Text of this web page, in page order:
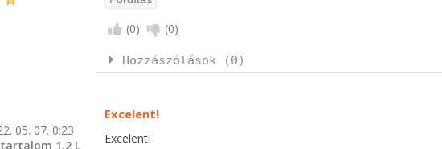
(0) (0)
Hozzászólások (0)
05. 07. 0:23
1,2 L
Excelent!
Excelent!